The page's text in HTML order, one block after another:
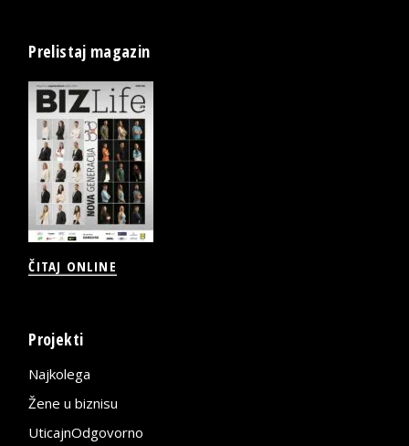
Prelistaj magazin
ČITAJ ONLINE
Projekti
Najkolega
Žene u biznisu
UticajnOdgovorno